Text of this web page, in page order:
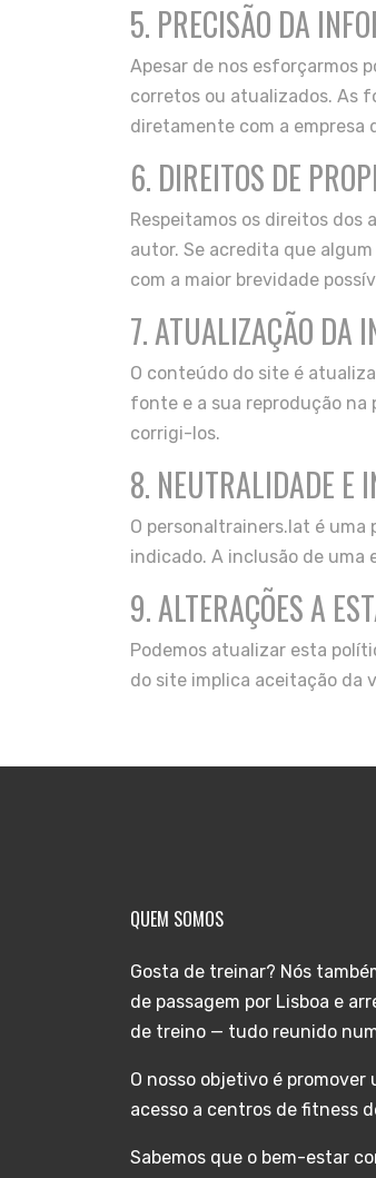
5. PRECISÃO DA
Apesar de nos esforçarmos
corretos ou atualizados. As
diretamente com a empresa
6. DIREITOS DE
Respeitamos os direitos
autor. Se acredita que
com a maior brevidade
7. ATUALIZAÇÃO DA
O conteúdo do site é
fonte e a sua reprodução na
corrigi-los.
8. NEUTRALIDADE E
O personaltrainers.lat é
indicado. A inclusão de uma
9. ALTERAÇÕES A
Podemos atualizar esta
do site implica aceitação da
QUEM SOMOS
Gosta de treinar? Nós
de passagem por Lisboa e
de treino — tudo reunido
O nosso objetivo é
acesso a centros de fitness
Sabemos que o bem-estar